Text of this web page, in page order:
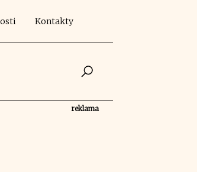
Kontakty
reklama